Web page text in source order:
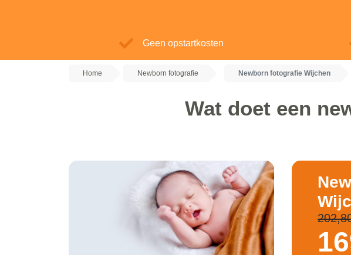
Geen opstartkosten
Home Newborn fotografie Newborn fotografie Wijchen
Wat doet een